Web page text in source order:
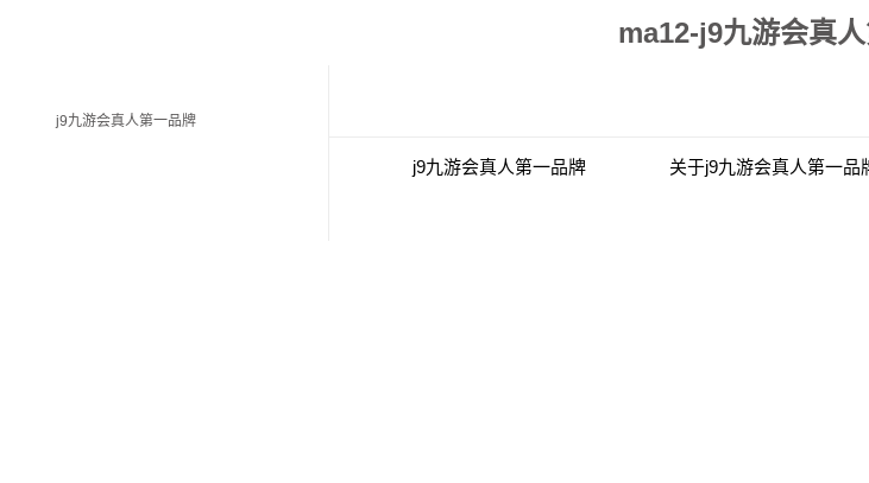
ma12-j9九游会真
j9九游会真人第一品牌
j9九游会真人第一品牌 关于j9九游会真人第一品